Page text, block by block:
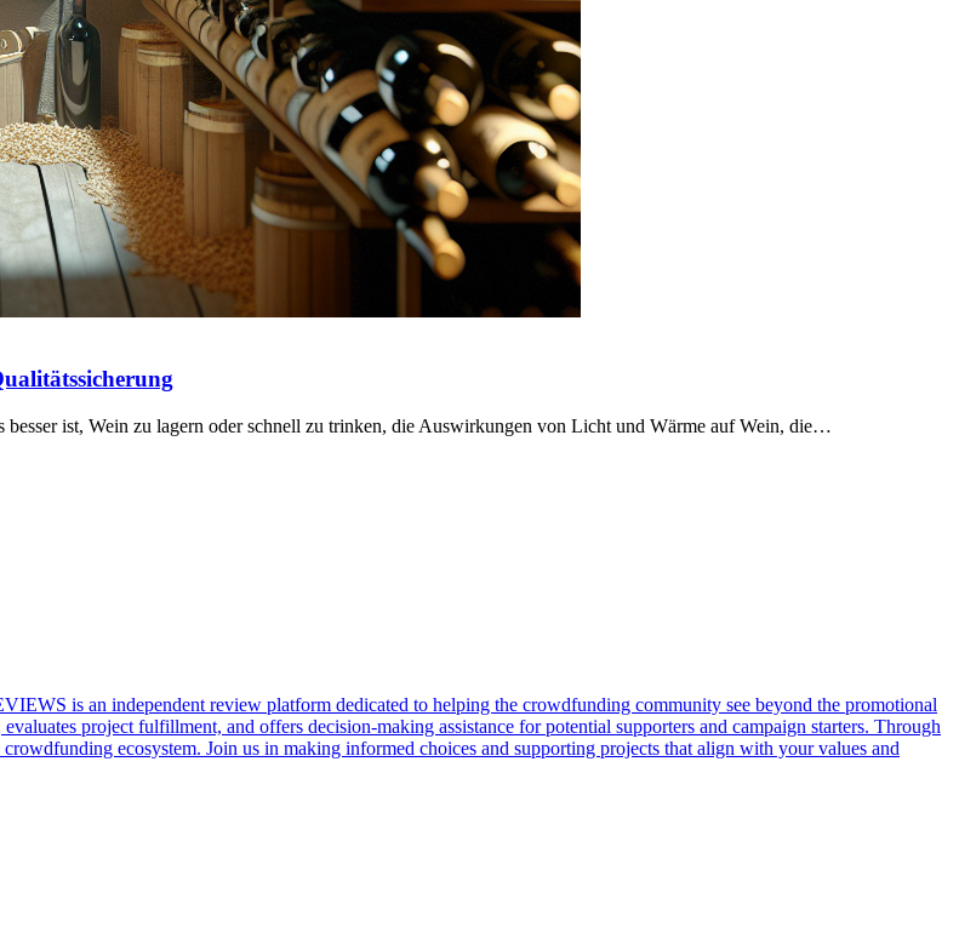
ist, Wein zu lagern oder schnell zu trinken, die Auswirkungen von Licht und Wärme auf Wein, die…
is an independent review platform dedicated to helping the crowdfunding community see beyond the promotional
project fulfillment, and offers decision-making assistance for potential supporters and campaign starters. Through
ecosystem. Join us in making informed choices and supporting projects that align with your values and